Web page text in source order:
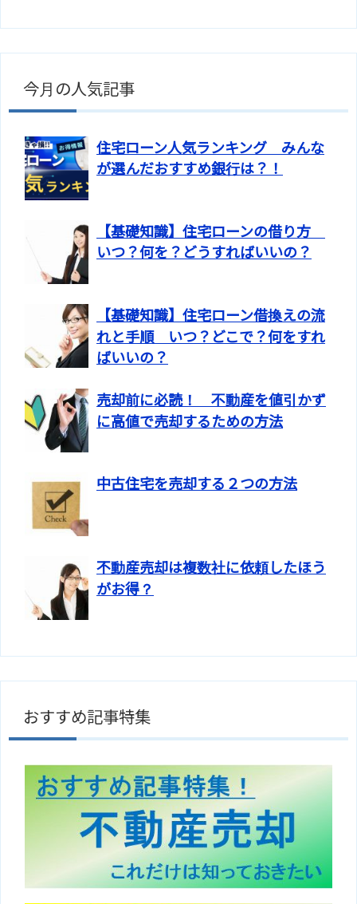
今月の人気記事
住宅ローン人気ランキング みんな
が選んだおすすめ銀行は？！
【基礎知識】住宅ローンの借り方
いつ？何を？どうすればいいの？
【基礎知識】住宅ローン借換えの流
れと手順 いつ？どこで？何をすれ
ばいいの？
売却前に必読！ 不動産を値引かず
に高値で売却するための方法
中古住宅を売却する２つの方法
不動産売却は複数社に依頼したほう
がお得？
おすすめ記事特集